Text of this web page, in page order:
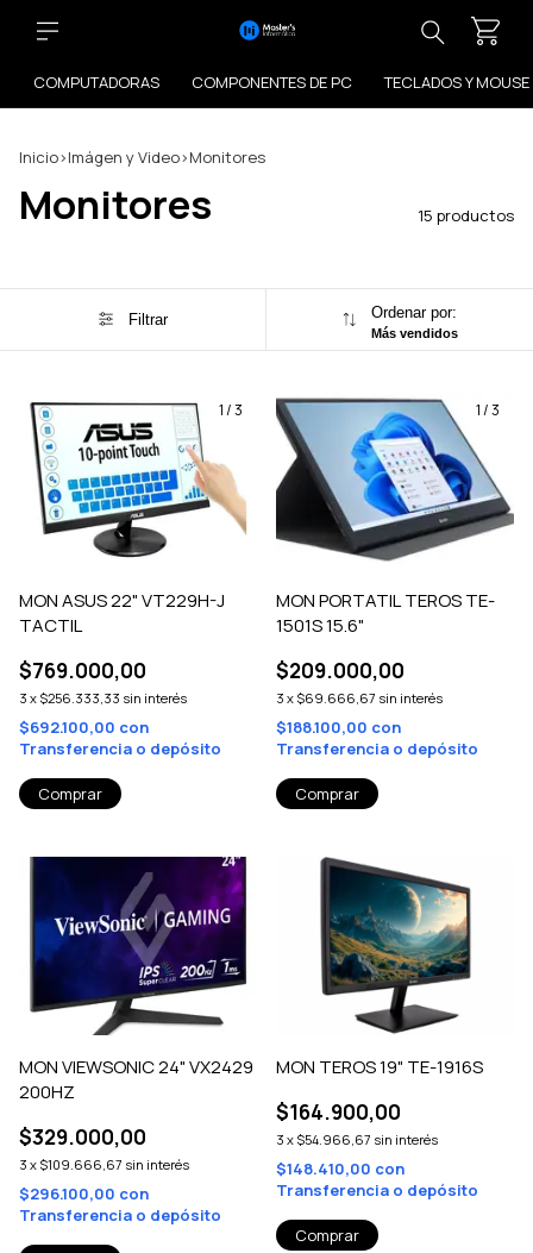
COMPUTADORAS COMPONENTES DE PC TECLADOS Y MOUSE
Inicio>Imágen y Video>Monitores
Monitores 15 productos
Filtrar Ordenar por:
Más vendidos
1/3
MON ASUS 22" VT229H-J
TACTIL
$769.000,00
3 x $256.333,33 sin interés
$692.100,00 con
Transferencia o depósito
1/3
MON PORTATIL TEROS TE-
1501S 15.6"
$209.000,00
3 x $69.666,67 sin interés
$188.100,00 con
Transferencia o depósito
MON VIEWSONIC 24" VX2429
200HZ
$329.000,00
3 x $109.666,67 sin interés
$296.100,00 con
Transferencia o depósito
MON TEROS 19" TE-1916S
$164.900,00
3 x $54.966,67 sin interés
$148.410,00 con
Transferencia o depósito